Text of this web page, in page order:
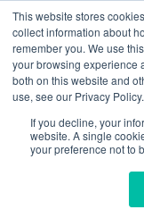
This website stores
collect information about
remember you. We use
your browsing experience
both on this website and
use, see our Privacy Policy.
If you decline, your
website. A single
your preference not to
2155 9055